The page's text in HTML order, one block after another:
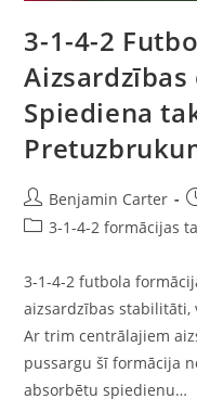
3-1-4-2
Spiediena
Post
author:
Benjamin Carter
Post3-1-4-2 formācijas
3-1-4-2 futbola
aizsardzības
Ar trim centrālajiem
pussargu šī formācija
absorbētu spiedienu…